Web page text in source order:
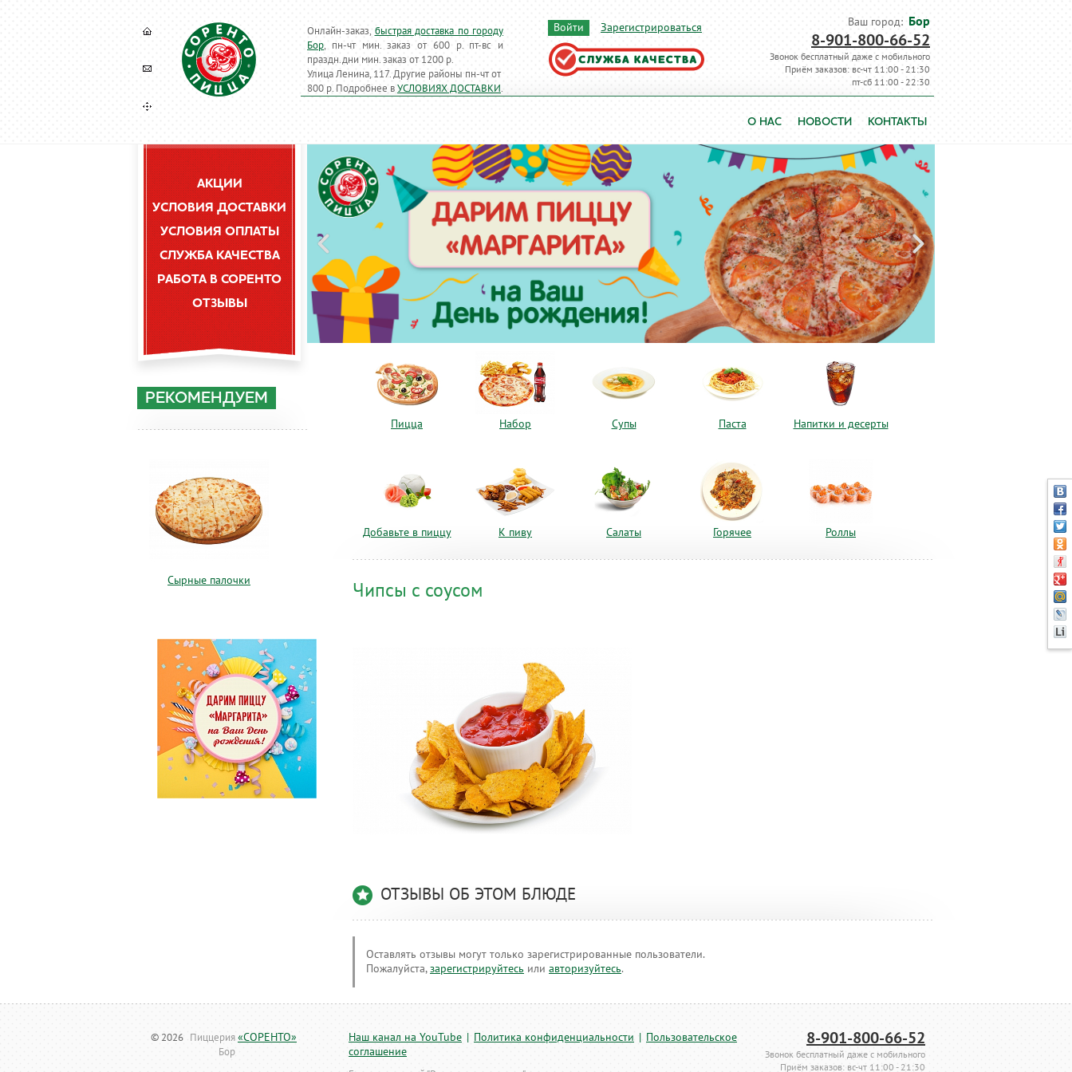
Пицца Набор Супы Паста Напитки и десерты
Добавьте в пиццу К пиву Салаты Горячее Роллы
Чипсы с соусом
ОТЗЫВЫ ОБ ЭТОМ БЛЮДЕ
Оставлять отзывы могут только зарегистрированные пользователи.
Пожалуйста,зарегистрируйтесь или авторизуйтесь.
РЕКОМЕНДУЕМ
Сырные палочки
© 2026 Пиццерия«СОРЕНТО»
Бор
8-901-800-66-52
Звонок бесплатный даже с мобильного
Приём заказов: вс-чт 11:00 - 21:30
Наш канал на YouTube | Политика конфиденциальности | Пользовательское
соглашение
Ваш город: Бор
8-901-800-66-52
Звонок бесплатный даже с мобильного
Приём заказов: вс-чт 11:00 - 21:30
пт-сб 11:00 - 22:30
О НАС НОВОСТИ КОНТАКТЫ
Онлайн-заказ, быстрая доставка по городу
Бор, пн-чт мин. заказ от 600 р. пт-вс и
праздн.дни мин. заказ от 1200 р.
Улица Ленина, 117. Другие районы пн-чтот
800 р. Подробнее вУСЛОВИЯХ ДОСТАВКИ.
Войти Зарегистрироваться
АКЦИИ
УСЛОВИЯ ДОСТАВКИ
УСЛОВИЯ ОПЛАТЫ
СЛУЖБА КАЧЕСТВА
РАБОТА В СОРЕНТО
ОТЗЫВЫ